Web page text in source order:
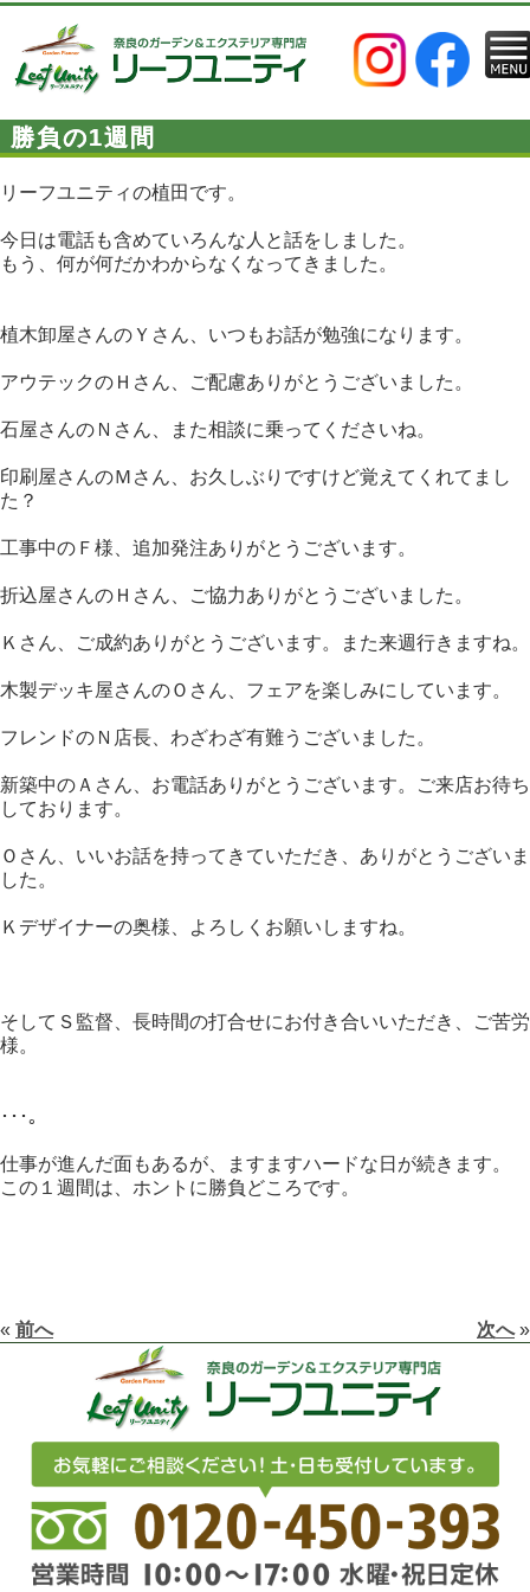
勝負の1週間
リーフユニティの植田です。
今日は電話も含めていろんな人と話をしました。
もう、何が何だかわからなくなってきました。
植木卸屋さんのＹさん、いつもお話が勉強になります。
アウテックのＨさん、ご配慮ありがとうございました。
石屋さんのＮさん、また相談に乗ってくださいね。
印刷屋さんのＭさん、お久しぶりですけど覚えてくれてまし
た？
工事中のＦ様、追加発注ありがとうございます。
折込屋さんのＨさん、ご協力ありがとうございました。
Ｋさん、ご成約ありがとうございます。また来週行きますね。
木製デッキ屋さんのＯさん、フェアを楽しみにしています。
フレンドのＮ店長、わざわざ有難うございました。
新築中のＡさん、お電話ありがとうございます。ご来店お待ち
しております。
Ｏさん、いいお話を持ってきていただき、ありがとうございま
した。
Ｋデザイナーの奥様、よろしくお願いしますね。
そしてＳ監督、長時間の打合せにお付き合いいただき、ご苦労
様。
･･･。
仕事が進んだ面もあるが、ますますハードな日が続きます。
この１週間は、ホントに勝負どころです。
« 前へ 次へ»